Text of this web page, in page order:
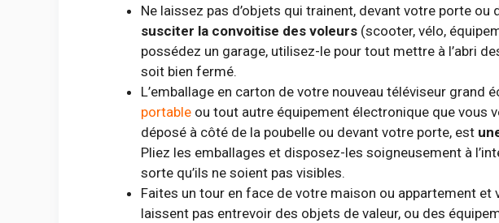
Ne laissez pas d’objets qui trainent, devant votre porte ou
susciter la convoitise des voleurs (scooter, vélo,
possédez un garage, utilisez-le pour tout mettre à l’abri
soit bien fermé.
L’emballage en carton de votre nouveau téléviseur grand
portable ou tout autre équipement électronique que vous
déposé à côté de la poubelle ou devant votre porte, est
Pliez les emballages et disposez-les soigneusement à
sorte qu’ils ne soient pas visibles.
Faites un tour en face de votre maison ou appartement et
laissent pas entrevoir des objets de valeur, ou des